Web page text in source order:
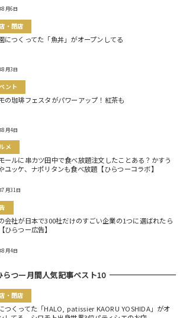
8月6日
・閉店
につくってた「魚丼」がオープンしてる
8月3日
ント
の珈琲フェスタがパワーアップ！紅茶も
8月4日
メ
ールに串カツ田中で食べ放題注文したことある？かすう
ユッケ、ナポリタンも食べ放題【ひらつーコラボ】
7月31日
会社が日本で300社だけのすごい企業の1つに選ばれたら
ひらつー広告】
8月4日
らつー月間人気記事ベスト10
・閉店
つくってた「HALO, patissier KAORU YOSHIDA」がオ